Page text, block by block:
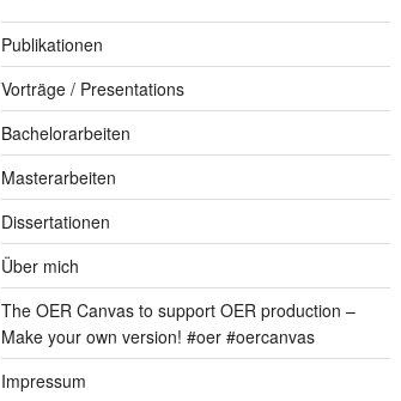
Publikationen
Vorträge / Presentations
Bachelorarbeiten
Masterarbeiten
Dissertationen
Über mich
The OER Canvas to support OER production –
Make your own version! #oer #oercanvas
Impressum